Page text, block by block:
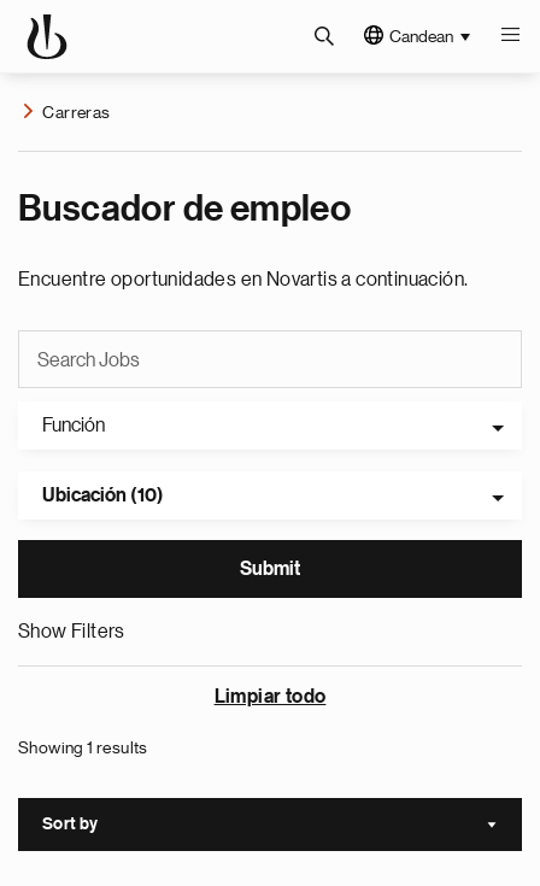
Candean
Carreras
Buscador de empleo
Encuentre oportunidades en Novartis a continuación.
Función
Ubicación (10)
Show Filters
Limpiar todo
Showing 1 results
Sort by Sort